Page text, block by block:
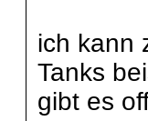
ich kann
Tanks
gibt es